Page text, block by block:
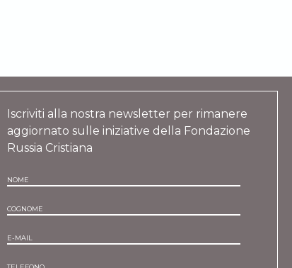
Iscriviti alla nostra newsletter per rimanere
aggiornato sulle iniziative della Fondazione
Russia Cristiana
NOME
COGNOME
E-MAIL